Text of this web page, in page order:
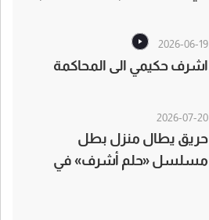
2026-06-19
اشرف حكيمي الى المحاكمة
2026-07-20
حريق يطال منزل بطل
مسلسل «حلم أشرف» في